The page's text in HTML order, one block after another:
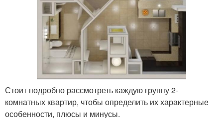
Стоит подробно рассмотреть каждую группу 2-
комнатных квартир, чтобы определить их характерные
особенности, плюсы и минусы.